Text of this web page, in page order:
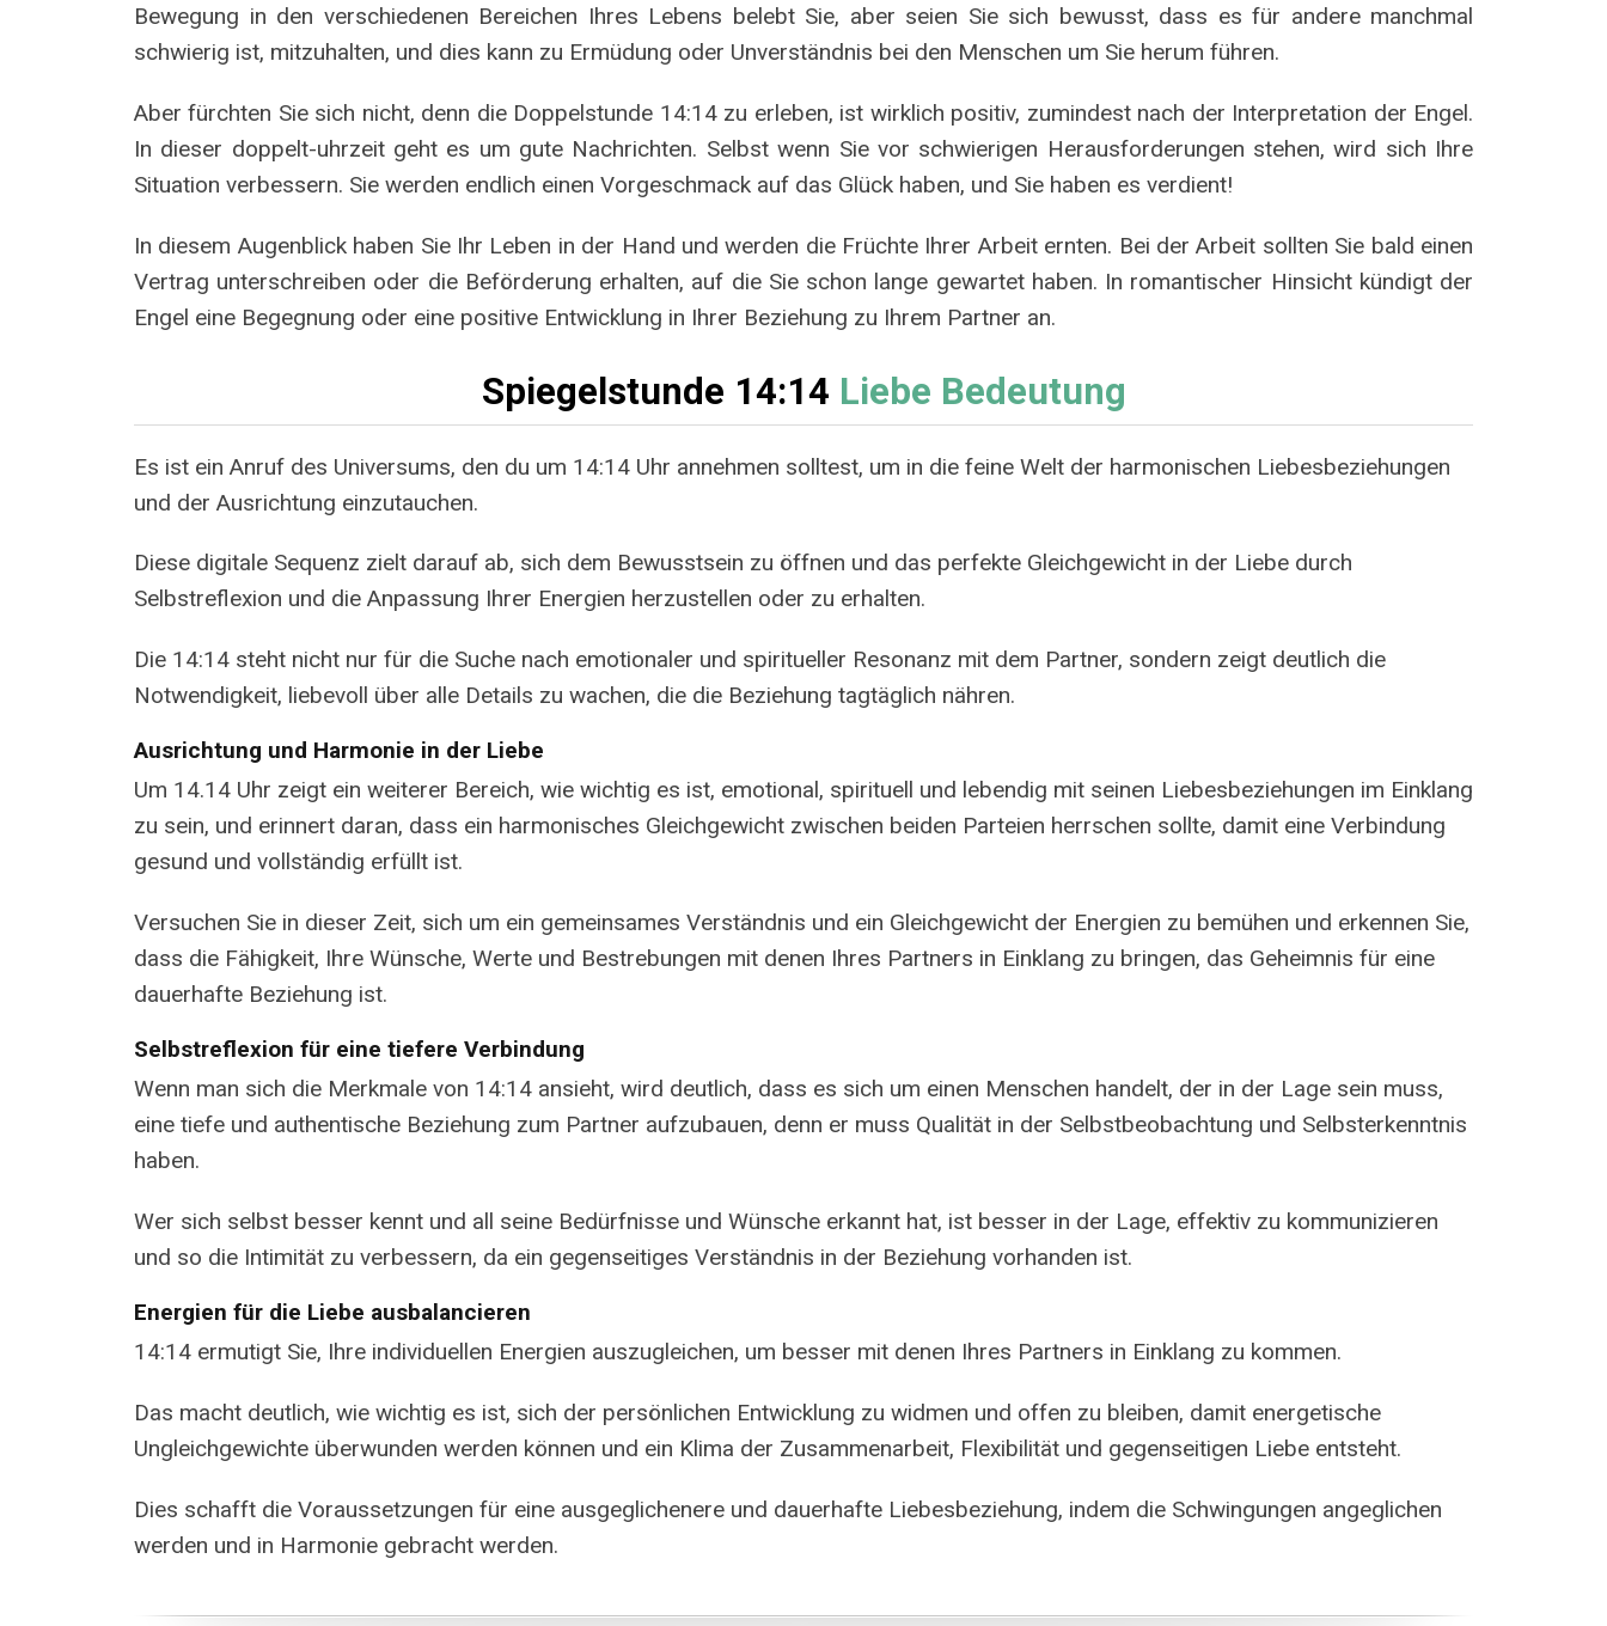
Bewegung in den verschiedenen Bereichen Ihres Lebens belebt Sie, aber seien Sie sich bewusst, dass es für andere manchmal
schwierig ist, mitzuhalten, und dies kann zu Ermüdung oder Unverständnis bei den Menschen um Sie herum führen.
Aber fürchten Sie sich nicht, denn die Doppelstunde 14:14 zu erleben, ist wirklich positiv, zumindest nach der Interpretation der Engel.
In dieser doppelt-uhrzeit geht es um gute Nachrichten. Selbst wenn Sie vor schwierigen Herausforderungen stehen, wird sich Ihre
Situation verbessern. Sie werden endlich einen Vorgeschmack auf das Glück haben, und Sie haben es verdient!
In diesem Augenblick haben Sie Ihr Leben in der Hand und werden die Früchte Ihrer Arbeit ernten. Bei der Arbeit sollten Sie bald einen
Vertrag unterschreiben oder die Beförderung erhalten, auf die Sie schon lange gewartet haben. In romantischer Hinsicht kündigt der
Engel eine Begegnung oder eine positive Entwicklung in Ihrer Beziehung zu Ihrem Partner an.
Spiegelstunde 14:14 Liebe Bedeutung
Es ist ein Anruf des Universums, den du um 14:14 Uhr annehmen solltest, um in die feine Welt der harmonischen Liebesbeziehungen
und der Ausrichtung einzutauchen.
Diese digitale Sequenz zielt darauf ab, sich dem Bewusstsein zu öffnen und das perfekte Gleichgewicht in der Liebe durch
Selbstreflexion und die Anpassung Ihrer Energien herzustellen oder zu erhalten.
Die 14:14 steht nicht nur für die Suche nach emotionaler und spiritueller Resonanz mit dem Partner, sondern zeigt deutlich die
Notwendigkeit, liebevoll über alle Details zu wachen, die die Beziehung tagtäglich nähren.
Ausrichtung und Harmonie in der Liebe
Um 14.14 Uhr zeigt ein weiterer Bereich, wie wichtig es ist, emotional, spirituell und lebendig mit seinen Liebesbeziehungen im Einklang
zu sein, und erinnert daran, dass ein harmonisches Gleichgewicht zwischen beiden Parteien herrschen sollte, damit eine Verbindung
gesund und vollständig erfüllt ist.
Versuchen Sie in dieser Zeit, sich um ein gemeinsames Verständnis und ein Gleichgewicht der Energien zu bemühen und erkennen Sie,
dass die Fähigkeit, Ihre Wünsche, Werte und Bestrebungen mit denen Ihres Partners in Einklang zu bringen, das Geheimnis für eine
dauerhafte Beziehung ist.
Selbstreflexion für eine tiefere Verbindung
Wenn man sich die Merkmale von 14:14 ansieht, wird deutlich, dass es sich um einen Menschen handelt, der in der Lage sein muss,
eine tiefe und authentische Beziehung zum Partner aufzubauen, denn er muss Qualität in der Selbstbeobachtung und Selbsterkenntnis
haben.
Wer sich selbst besser kennt und all seine Bedürfnisse und Wünsche erkannt hat, ist besser in der Lage, effektiv zu kommunizieren
und so die Intimität zu verbessern, da ein gegenseitiges Verständnis in der Beziehung vorhanden ist.
Energien für die Liebe ausbalancieren
14:14 ermutigt Sie, Ihre individuellen Energien auszugleichen, um besser mit denen Ihres Partners in Einklang zu kommen.
Das macht deutlich, wie wichtig es ist, sich der persönlichen Entwicklung zu widmen und offen zu bleiben, damit energetische
Ungleichgewichte überwunden werden können und ein Klima der Zusammenarbeit, Flexibilität und gegenseitigen Liebe entsteht.
Dies schafft die Voraussetzungen für eine ausgeglichenere und dauerhafte Liebesbeziehung, indem die Schwingungen angeglichen
werden und in Harmonie gebracht werden.